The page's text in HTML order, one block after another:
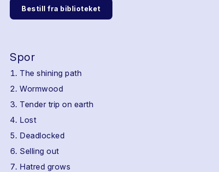
Bestill fra biblioteket
Spor
The shining path
Wormwood
Tender trip on earth
Lost
Deadlocked
Selling out
Hatred grows